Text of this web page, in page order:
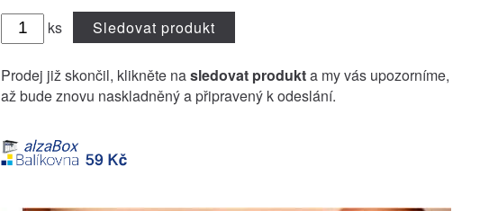
ks Sledovat produkt
Prodej již skončil, klikněte nasledovat produkta my vás upozorníme,
až bude znovu naskladněný a připravený k odeslání.